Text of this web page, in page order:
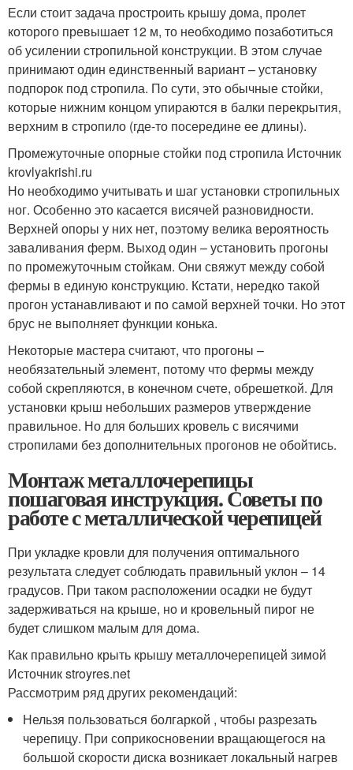
Если стоит задача простроить крышу дома, пролет
которого превышает 12 м, то необходимо позаботиться
об усилении стропильной конструкции. В этом случае
принимают один единственный вариант – установку
подпорок под стропила. По сути, это обычные стойки,
которые нижним концом упираются в балки перекрытия,
верхним в стропило (где-то посередине ее длины).
Промежуточные опорные стойки под стропила Источник
krovlyakrishi.ru
Но необходимо учитывать и шаг установки стропильных
ног. Особенно это касается висячей разновидности.
Верхней опоры у них нет, поэтому велика вероятность
заваливания ферм. Выход один – установить прогоны
по промежуточным стойкам. Они свяжут между собой
фермы в единую конструкцию. Кстати, нередко такой
прогон устанавливают и по самой верхней точки. Но этот
брус не выполняет функции конька.
Некоторые мастера считают, что прогоны –
необязательный элемент, потому что фермы между
собой скрепляются, в конечном счете, обрешеткой. Для
установки крыш небольших размеров утверждение
правильное. Но для больших кровель с висячими
стропилами без дополнительных прогонов не обойтись.
Монтаж металлочерепицы
пошаговая инструкция. Советы по
работе с металлической черепицей
При укладке кровли для получения оптимального
результата следует соблюдать правильный уклон – 14
градусов. При таком расположении осадки не будут
задерживаться на крыше, но и кровельный пирог не
будет слишком малым для дома.
Как правильно крыть крышу металлочерепицей зимой
Источник stroyres.net
Рассмотрим ряд других рекомендаций:
Нельзя пользоваться болгаркой , чтобы разрезать
черепицу. При соприкосновении вращающегося на
большой скорости диска возникает локальный нагрев